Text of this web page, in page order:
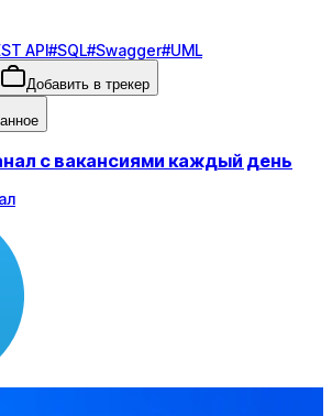
API#SQL#Swagger#UML
Добавить в трекер
с вакансиями каждый день